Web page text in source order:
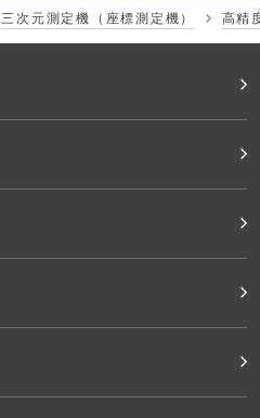
三次元測定機（座標測定機） 高精